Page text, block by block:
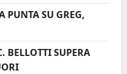
PUNTA SU GREG,
BELLOTTI SUPERA